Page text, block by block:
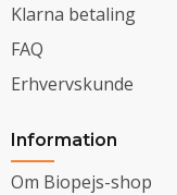
Klarna betaling
FAQ
Erhvervskunde
Information
Om Biopejs-shop